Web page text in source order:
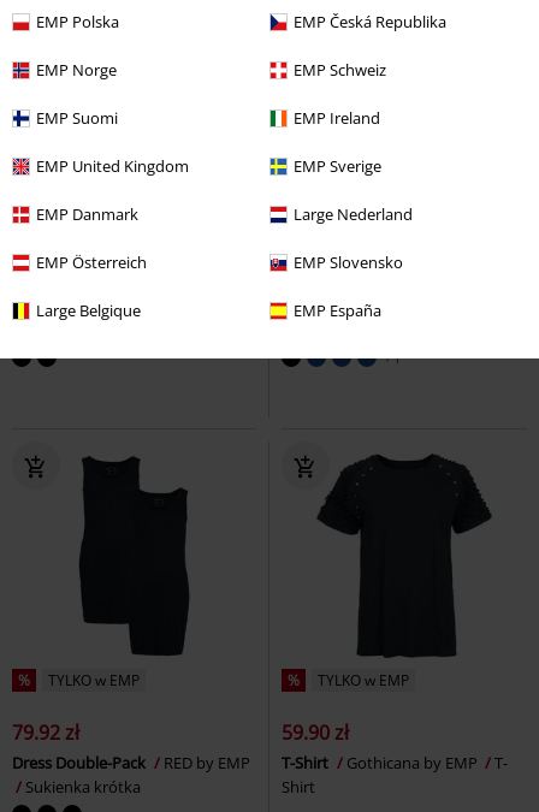
EMP Polska EMP Česká Republika
EMP Norge EMP Schweiz
EMP Suomi EMP Ireland
EMP United Kingdom EMP Sverige
EMP Danmark Large Nederland
EMP Österreich EMP Slovensko
Large Belgique EMP España
-34%
TYLKO w EMP
RCD
129.90 zł
od 84.92 zł
Keep Me Going RED by EMP
% TYLKO w EMP
od 161.42 zł
Grace - Black Jeans with Turn-Up
+1
% TYLKO w EMP
79.92 zł
Dress Double-Pack
RED by EMP
Sukienka krótka
% TYLKO w EMP
59.90 zł
T-Shirt Gothicana by EMP
T-
Shirt